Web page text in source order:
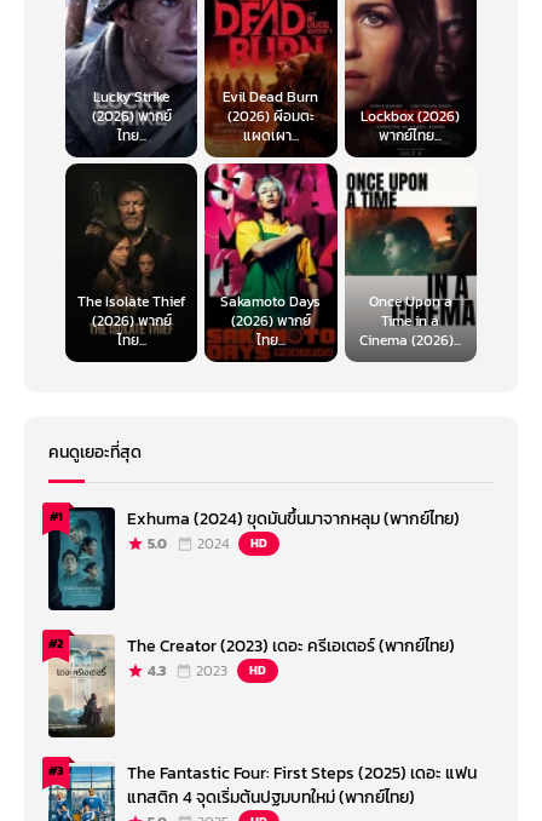
Lucky Strike
(2026) พากย์
ไทย...
Evil Dead Burn
(2026) ผีอมตะ
แผดเผา...
Lockbox (2026)
พากย์ไทย...
The Isolate Thief
(2026) พากย์
ไทย...
Sakamoto Days
(2026) พากย์
ไทย...
Once Upon a
Time in a
Cinema (2026)...
คนดูเยอะที่สุด
#1 Exhuma (2024) ขุดมันขึ้นมาจากหลุม (พากย์ไทย)
5.0 2024 HD
#2 The Creator (2023) เดอะ ครีเอเตอร์ (พากย์ไทย)
4.3 2023 HD
#3
The Fantastic Four: First Steps (2025) เดอะ แฟน
แทสติก 4 จุดเริ่มต้นปฐมบทใหม่ (พากย์ไทย)